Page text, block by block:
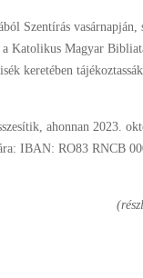
Szentírás vasárnapján,
a Katolikus Magyar
keretében
ahonnan 2023.
IBAN: RO83 RNCB